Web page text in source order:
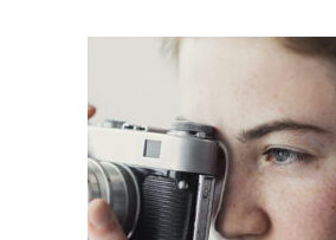
AÑADIR AL CARRITO